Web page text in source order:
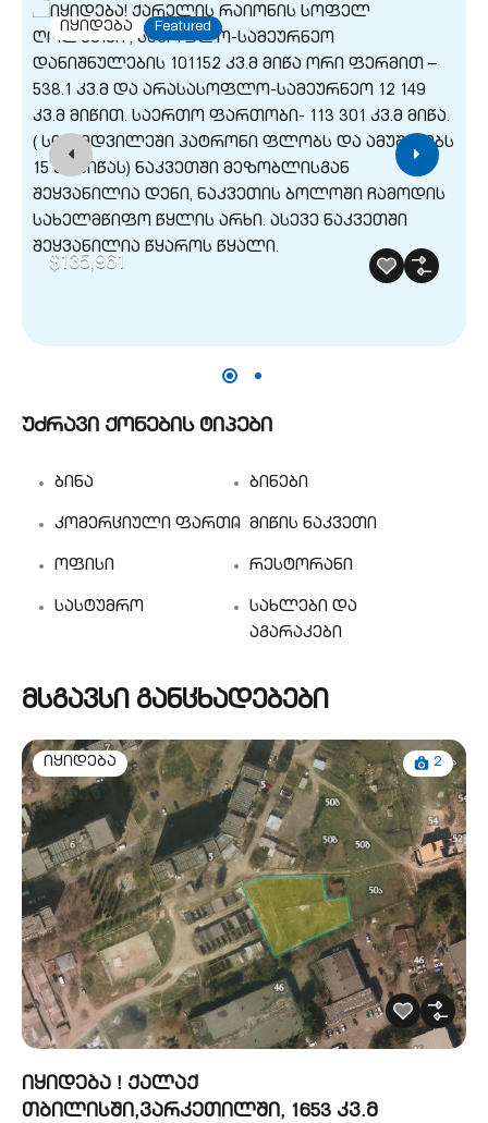
იყიდება Featured
$135,961
უძრავი ქონების ტიპები
ბინა ბინები
კომერციული ფართი მიწის ნაკვეთი
ოფისი რესტორანი
სასტუმრო
სახლები და
აგარაკები
მსგავსი განცხადებები
იყიდება 2
იყიდება ! ქალაქ
თბილისში,ვარკეთილში, 1653 კვ.მ